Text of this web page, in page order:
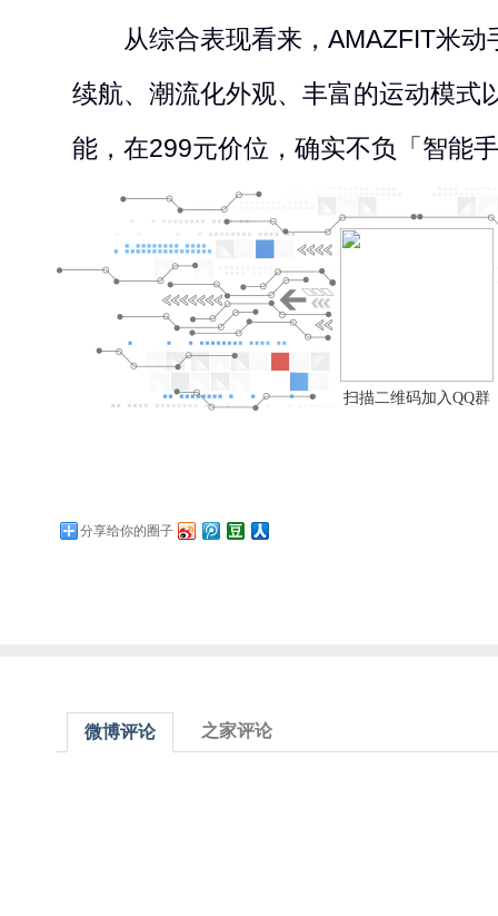
从综合表现看来，AMAZFIT米动
续航、潮流化外观、丰富的运动模式
能，在299元价位，确实不负「智能
扫描二维码加入QQ群
分享给你的圈子
微博评论 之家评论